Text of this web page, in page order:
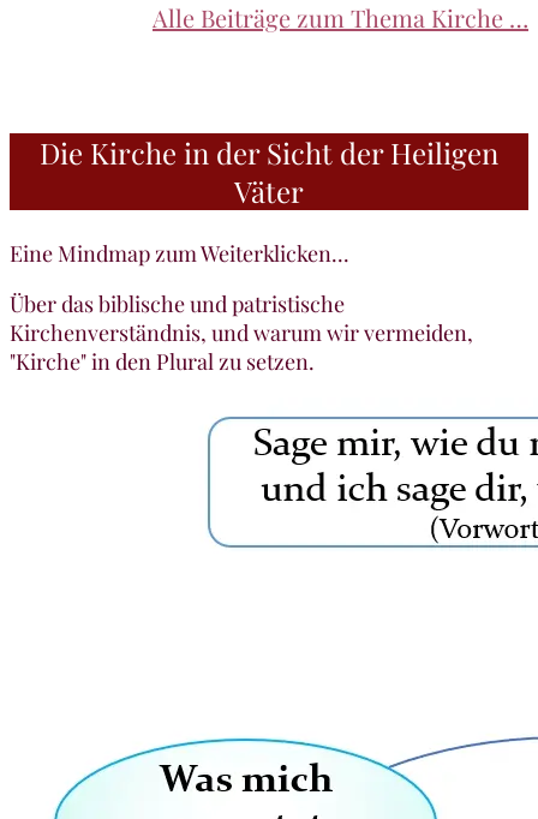
Alle Beiträge zum Thema Kirche …
Die Kirche in der Sicht der Heiligen
Väter
Eine Mindmap zum Weiterklicken...
Über das biblische und patristische
Kirchenverständnis, und warum wir vermeiden,
"Kirche" in den Plural zu setzen.